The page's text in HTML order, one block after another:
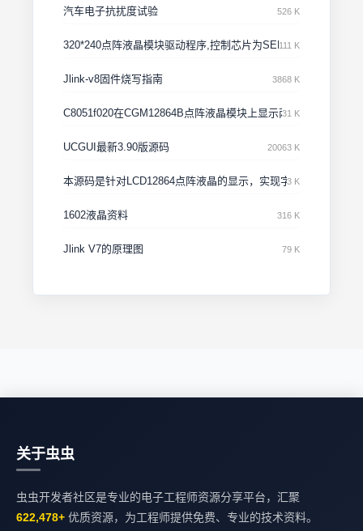
汽车电子抗扰度试验 526 K
320*240点阵液晶模块驱动程序,控制芯片为SED1335；128*
111 K
Jlink-v8固件烧写指南 3868 K
C8051f020在CGM12864B点阵液晶模块上显示两个位图及两个
31 K
UCGUI最新3.90版源码 20063 K
本源码是针对LCD12864点阵液晶的显示，实现字模的横竖转换
3 K
1602液晶资料 316 K
Jlink V7的原理图 79 K
关于虫虫
虫虫开发者社区是专业的电子工程师资源分享平台，汇聚
622,478+ 优质资源，为工程师提供免费、专业的技术资料。